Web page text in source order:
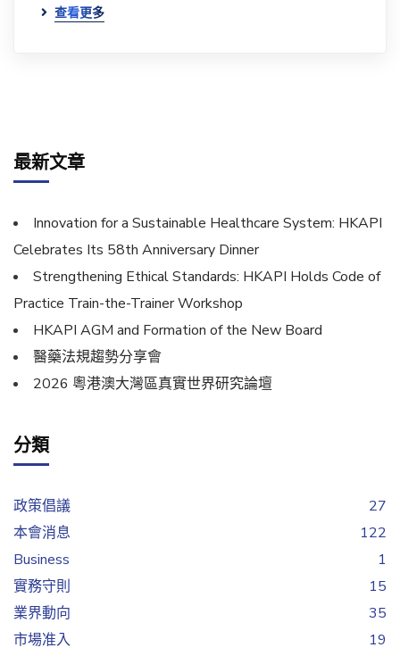
查看更多
最新文章
Innovation for a Sustainable Healthcare System: HKAPI
Celebrates Its 58th Anniversary Dinner
Strengthening Ethical Standards: HKAPI Holds Code of
Practice Train-the-Trainer Workshop
HKAPI AGM and Formation of the New Board
醫藥法規趨勢分享會
2026 粵港澳大灣區真實世界研究論壇
分類
政策倡議
27
本會消息
122
Business
1
實務守則
15
業界動向
35
市場准入
19